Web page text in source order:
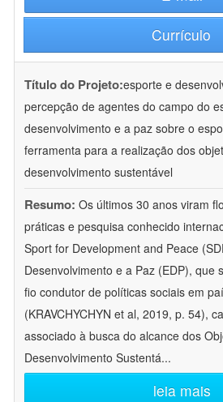
Currículo
Título do Projeto:esporte e
percepção de agentes do campo do
desenvolvimento e a paz sobre o
ferramenta para a realização dos
desenvolvimento sustentável
Resumo: Os últimos 30 anos viram
práticas e pesquisa conhecido
Sport for Development and Peace
Desenvolvimento e a Paz (EDP), que
fio condutor de políticas sociais em
(KRAVCHYCHYN et al, 2019, p. 54),
associado à busca do alcance dos
Desenvolvimento Sustentá...
leia mais